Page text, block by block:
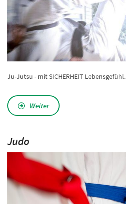
Ju-Jutsu - mit SICHERHEIT Lebensgefühl.
Weiter
Judo